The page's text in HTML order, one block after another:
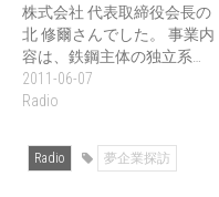
株式会社 代表取締役会長の
北 修爾さんでした。 事業内
容は、鉄鋼主体の独立系…
2011-06-07
Radio
Radio 夢企業探訪